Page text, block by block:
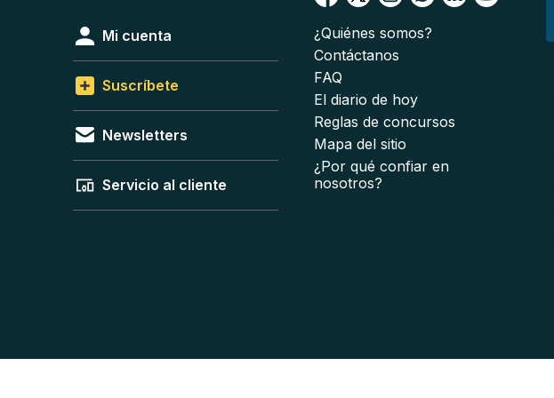
Mi cuenta
Suscríbete
Newsletters
Servicio al cliente
¿Quiénes somos?
Contáctanos
FAQ
El diario de hoy
Reglas de concursos
Mapa del sitio
¿Por qué confiar en
nosotros?